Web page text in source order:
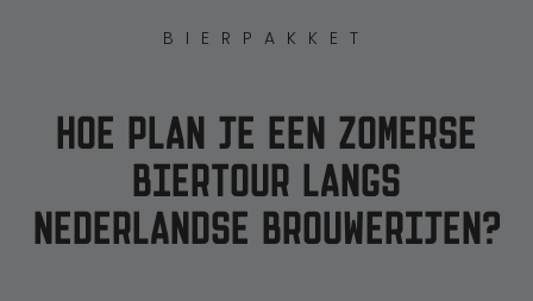
BIERPAKKET
HOE PLAN JE EEN ZOMERSE
BIERTOUR LANGS
NEDERLANDSE BROUWERIJEN?